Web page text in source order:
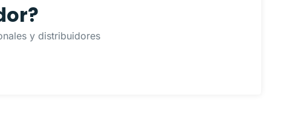
y distribuidores